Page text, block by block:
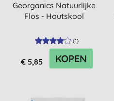
Georganics Natuurlijke
Flos - Houtskool
(1)
€ 5,85 KOPEN